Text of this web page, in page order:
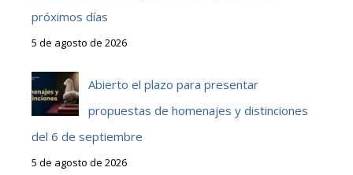
próximos días
5 de agosto de 2026
Abierto el plazo para presentar
propuestas de homenajes y distinciones
del 6 de septiembre
5 de agosto de 2026